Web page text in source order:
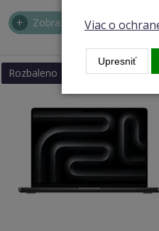
Zobraziť
Rozbaleno
Viac o
Upresniť